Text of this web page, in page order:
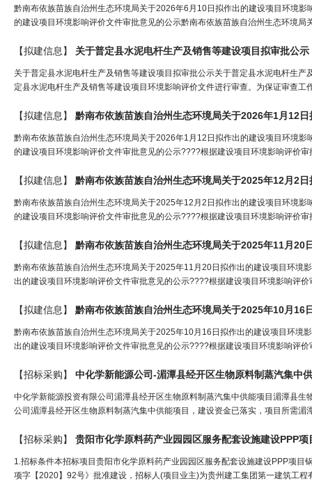
黔南布依族苗族自治州生态环境局关于2026年6月10日拟作出的建设项目环境
的建设项目环境影响评价文件审批意见的公示黔南布依族苗族自治州生态环境
【拟建信息】 关于普定县水泥电杆生产及销售等建设项目拟审批公示
关于普定县水泥电杆生产及销售等建设项目拟审批公示关于普定县水泥电杆生
定县水泥电杆生产及销售等建设项目环境影响评价文件进行审查。为保证审查工
【拟建信息】
黔南布依族苗族自治州生态环境局关于2026年1月12日拟作出的建设项目环境
的建设项目环境影响评价文件审批意见的公示????根据建设项目环境影响评价
【拟建信息】
黔南布依族苗族自治州生态环境局关于2025年12月2日拟作出的建设项目环境
的建设项目环境影响评价文件审批意见的公示????根据建设项目环境影响评价
【拟建信息】
黔南布依族苗族自治州生态环境局关于2025年11月20日拟作出的建设项目环
出的建设项目环境影响评价文件审批意见的公示????根据建设项目环境影响评
【拟建信息】
黔南布依族苗族自治州生态环境局关于2025年10月16日拟作出的建设项目环
出的建设项目环境影响评价文件审批意见的公示????根据建设项目环境影响评
【招标采购】
中化学新能源投资有限公司湄潭县经开区生物原料制蒸汽集中供能项目湄潭县
公司湄潭县经开区生物原料制蒸汽集中供能项目，建设资金已落实，项目所需湄
【招标采购】 贵阳市化学原料药产业园园区服务配套设施建设PPP项
1.招标条件本招标项目贵阳市化学原料药产业园园区服务配套设施建设PPP项
项字【2020】92号》批准建设，招标人(项目业主)为贵州建工集团第一建筑工